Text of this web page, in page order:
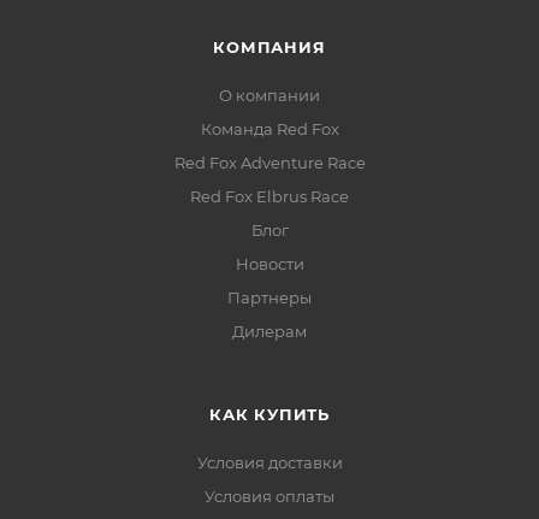
КОМПАНИЯ
О компании
Команда Red Fox
Red Fox Adventure Race
Red Fox Elbrus Race
Блог
Новости
Партнеры
Дилерам
КАК КУПИТЬ
Условия доставки
Условия оплаты